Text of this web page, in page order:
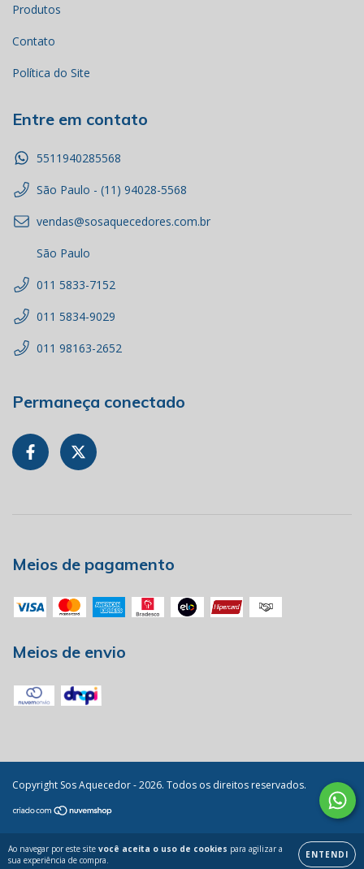
Ao navegar por este site você aceita o uso de cookies para agilizar a
sua experiência de compra.
ENTENDI
Produtos
Contato
Política do Site
Entre em contato
5511940285568
São Paulo - (11) 94028-5568
vendas@sosaquecedores.com.br
São Paulo
011 5833-7152
011 5834-9029
011 98163-2652
Permaneça conectado
Meios de pagamento
Meios de envio
Copyright Sos Aquecedor - 2026. Todos os direitos reservados.